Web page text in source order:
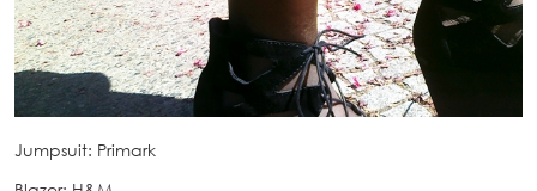
Jumpsuit: Primark